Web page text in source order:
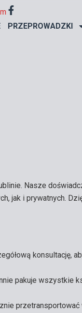
F
c
PRZEPROWADZKI
Nasze
jak i prywatnych.
konsultację,
pakuje wszystkie